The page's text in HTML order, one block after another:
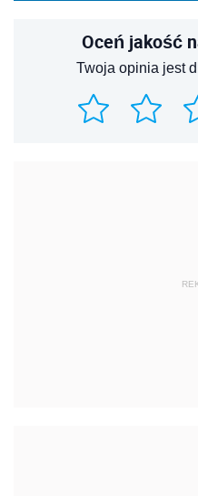
Oceń jakość
Twoja opinia jest